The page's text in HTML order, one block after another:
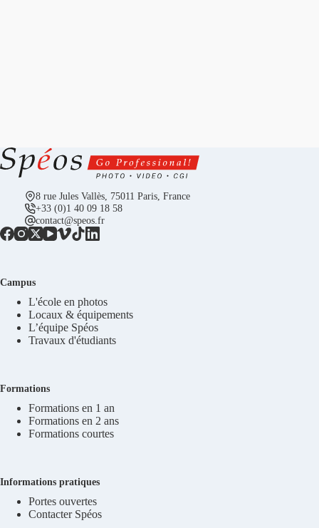
8 rue Jules Vallès, 75011 Paris, France
+33 (0)1 40 09 18 58
contact@speos.fr
Campus
L'école en photos
Locaux & équipements
L’équipe Spéos
Travaux d'étudiants
Formations
Formations en 1 an
Formations en 2 ans
Formations courtes
Informations pratiques
Portes ouvertes
Contacter Spéos